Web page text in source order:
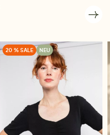
20 % SALE NEU